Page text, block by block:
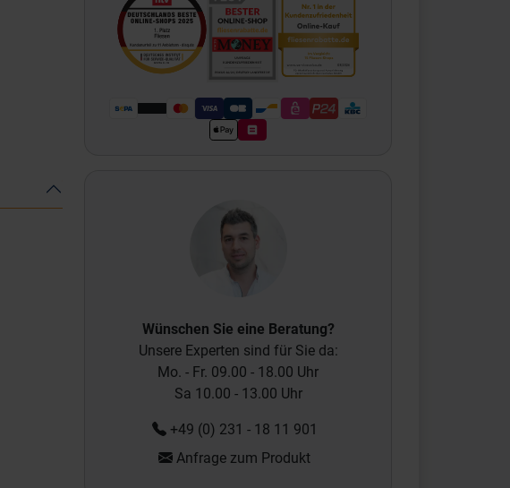
Wünschen Sie eine Beratung?
Unsere Experten sind für Sie da:
Mo. - Fr. 09.00 - 18.00 Uhr
Sa 10.00 - 13.00 Uhr
+49 (0) 231 - 18 11 901
Anfrage zum Produkt